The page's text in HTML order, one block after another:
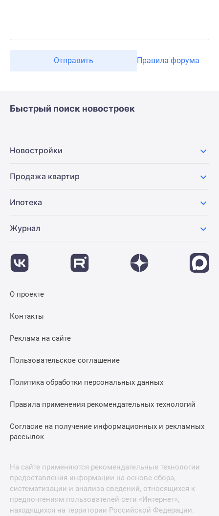
Отправить Правила форума
Быстрый поиск новостроек
Новостройки
Продажа квартир
Ипотека
Журнал
О проекте
Контакты
Реклама на сайте
Пользовательское соглашение
Политика обработки персональных данных
Правила применения рекомендательных технологий
Согласие на получение информационных и рекламных
рассылок
На сайте применяются рекомендательные технологии
предоставления информации на основе сбора,
систематизации и анализа сведений, относящихся к
предпочтениям пользователей сети «Интернет»,
находящихся на территории Российской Федерации.